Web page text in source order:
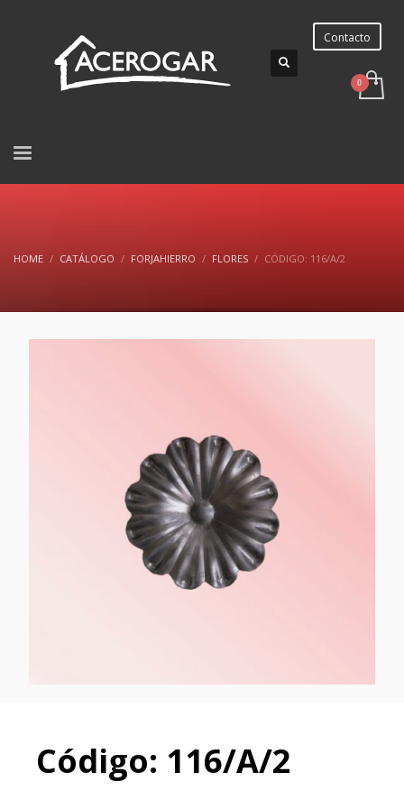
Contacto
HOME CATÁLOGO FORJAHIERRO FLORES CÓDIGO: 116/A/2
Código: 116/A/2